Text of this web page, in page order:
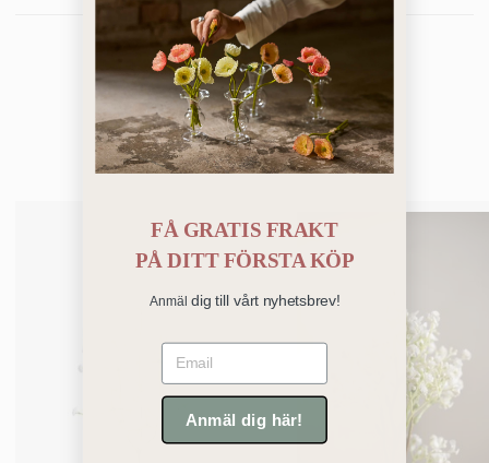
Bästsäljare
FÅ GRATIS FRAKT
PÅDITT FÖRSTA KÖP
Anmäl dig till vårt nyhetsbrev!
Email
Anmäl dig här!